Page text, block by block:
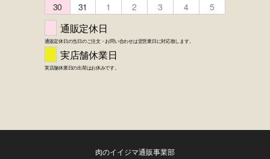
肉のイイジマ通販事業部